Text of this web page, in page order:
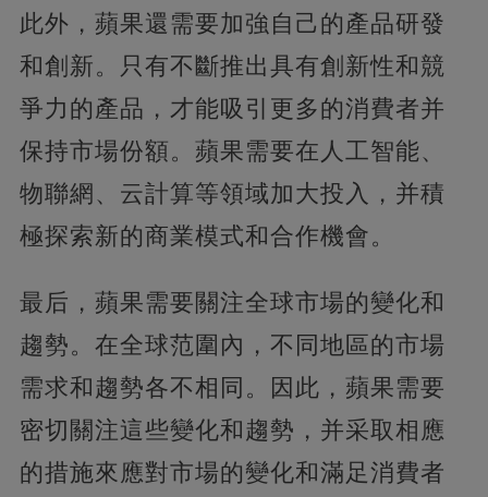
此外，蘋果還需要加強自己的產品研發
和創新。只有不斷推出具有創新性和競
爭力的產品，才能吸引更多的消費者并
保持市場份額。蘋果需要在人工智能、
物聯網、云計算等領域加大投入，并積
極探索新的商業模式和合作機會。
最后，蘋果需要關注全球市場的變化和
趨勢。在全球范圍內，不同地區的市場
需求和趨勢各不相同。因此，蘋果需要
密切關注這些變化和趨勢，并采取相應
的措施來應對市場的變化和滿足消費者